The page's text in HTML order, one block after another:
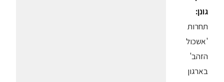
גונן:
תחרות
'אשכול
הזהב'
בארגון